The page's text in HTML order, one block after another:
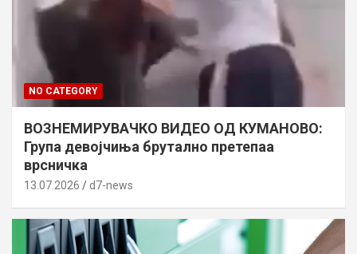
NO CATEGORY
ВОЗНЕМИРУВАЧКО ВИДЕО ОД КУМАНОВО:
Група девојчиња брутално претепаа
врсничка
13.07.2026 d7-news